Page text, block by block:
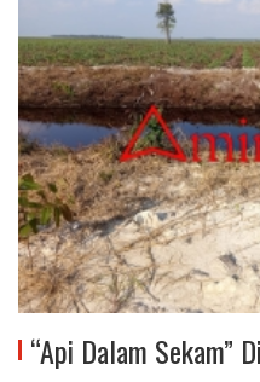
“Api Dalam Sekam”